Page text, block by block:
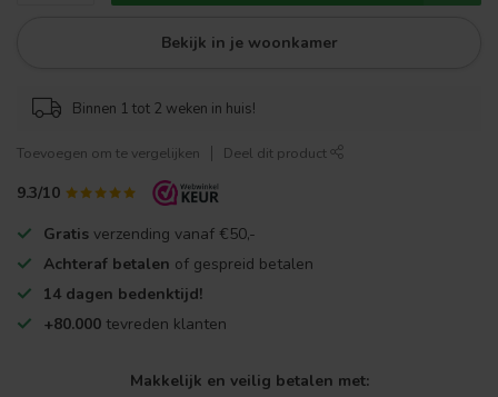
Bekijk in je woonkamer
Binnen 1 tot 2 weken in huis!
Toevoegen om te vergelijken Deel dit product
9.3/10
Gratis verzending vanaf €50,-
Achteraf betalen of gespreid betalen
14 dagen bedenktijd!
+80.000 tevreden klanten
Makkelijk en veilig betalen met: